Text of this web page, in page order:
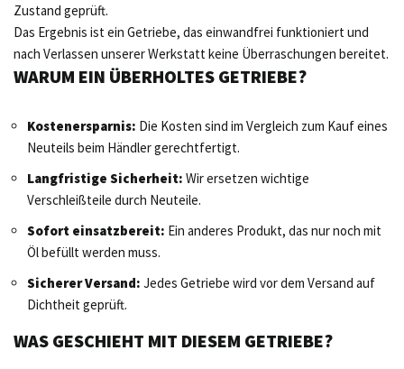
Zustand geprüft.
Das Ergebnis ist ein Getriebe, das einwandfrei funktioniert und
nach Verlassen unserer Werkstatt keine Überraschungen bereitet.
WARUM EIN ÜBERHOLTES GETRIEBE?
Kostenersparnis: Die Kosten sind im Vergleich zum Kauf eines
Neuteils beim Händler gerechtfertigt.
Langfristige Sicherheit: Wir ersetzen wichtige
Verschleißteile durch Neuteile.
Sofort einsatzbereit: Ein anderes Produkt, das nur noch mit
Öl befüllt werden muss.
Sicherer Versand: Jedes Getriebe wird vor dem Versand auf
Dichtheit geprüft.
WAS GESCHIEHT MIT DIESEM GETRIEBE?